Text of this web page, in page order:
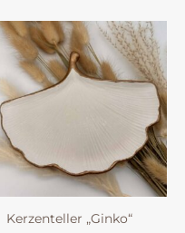
Kerzenteller „Ginko“